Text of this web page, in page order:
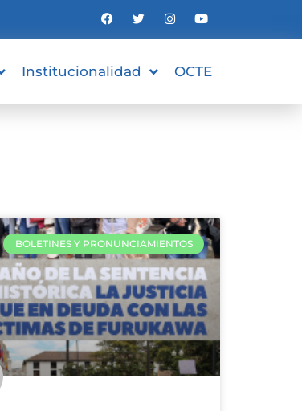
Institucionalidad OCTE
BOLETINES Y PRONUNCIAMIENTOS